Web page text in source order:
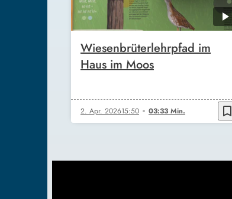
Wiesenbrüterlehrpfad im
Haus im Moos
2. Apr. 202615:50 03:33 Min. bookmark_border